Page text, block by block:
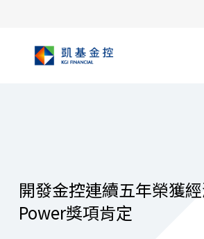
開發金控連續五年榮獲
Power獎項肯定